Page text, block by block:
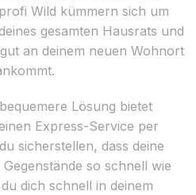
Wild kümmern sich um
gesamten Hausrats und
an deinem neuen Wohnort
Lösung bietet
Express-Service per
sicherstellen, dass deine
so schnell wie
dich schnell in deinem